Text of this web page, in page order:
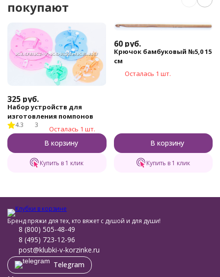
покупают
325 руб.
Набор устройств для
изготовления помпонов
4.3 3 Осталась 1 шт.
В корзину
Купить в 1 клик
60 руб.
Крючок бамбуковый №5,0 15
см
Осталась 1 шт.
В корзину
Купить в 1 клик
Бренд пряжи для тех, кто вяжет с душой и для души!
8 (800) 505-48-49
8 (495) 723-12-96
post@klubki-v-korzinke.ru
Telegram